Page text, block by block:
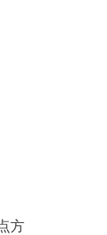
方